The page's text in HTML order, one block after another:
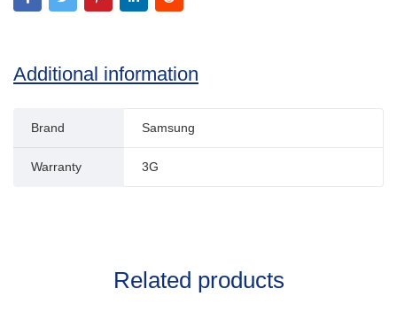
Additional information
Brand Samsung
Warranty 3G
Related products